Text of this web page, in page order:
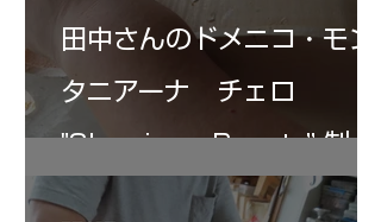
田中さんのドメニコ・モン
タニアーナ チェロ
"Sleeping・Beauty” 制作
記 30